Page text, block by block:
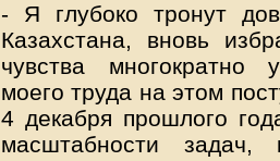
- Я глубоко тронут
Казахстана, вновь
чувства многократно
моего труда на этом
4 декабря прошлого
масштабности